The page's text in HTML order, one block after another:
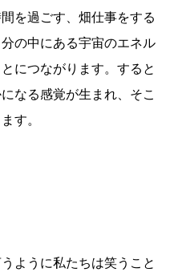
を過ごす、畑仕事をする
の中にある宇宙のエネル
につながります。すると
なる感覚が生まれ、そこ
す。
ように私たちは笑うこと